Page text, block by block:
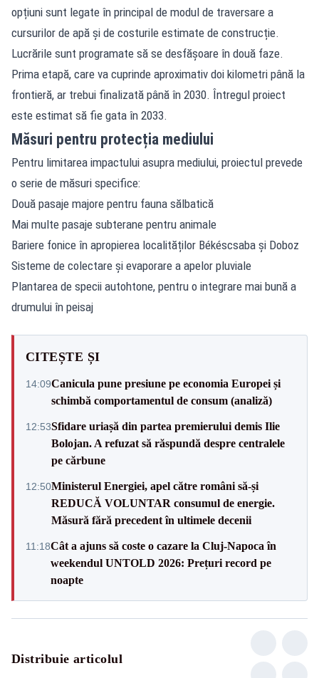
opțiuni sunt legate în principal de modul de traversare a
cursurilor de apă și de costurile estimate de construcție.
Lucrările sunt programate să se desfășoare în două faze.
Prima etapă, care va cuprinde aproximativ doi kilometri până la
frontieră, ar trebui finalizată până în 2030. Întregul proiect
este estimat să fie gata în 2033.
Măsuri pentru protecția mediului
Pentru limitarea impactului asupra mediului, proiectul prevede
o serie de măsuri specifice:
Două pasaje majore pentru fauna sălbatică
Mai multe pasaje subterane pentru animale
Bariere fonice în apropierea localităților Békéscsaba și Doboz
Sisteme de colectare și evaporare a apelor pluviale
Plantarea de specii autohtone, pentru o integrare mai bună a
drumului în peisaj
CITEȘTE ȘI
14:09Canicula pune presiune pe economia Europei și
schimbă comportamentul de consum (analiză)
12:53Sfidare uriașă din partea premierului demis Ilie
Bolojan. A refuzat să răspundă despre centralele
pe cărbune
12:50Ministerul Energiei, apel către români să-și
REDUCĂ VOLUNTAR consumul de energie.
Măsură fără precedent în ultimele decenii
11:18Cât a ajuns să coste o cazare la Cluj-Napoca în
weekendul UNTOLD 2026: Prețuri record pe
noapte
Distribuie articolul